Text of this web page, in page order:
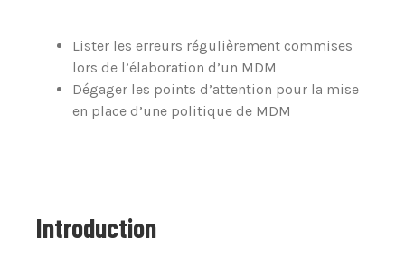
Lister les erreurs régulièrement commises
lors de l’élaboration d’un MDM
Dégager les points d’attention pour la mise
en place d’une politique de MDM
Introduction